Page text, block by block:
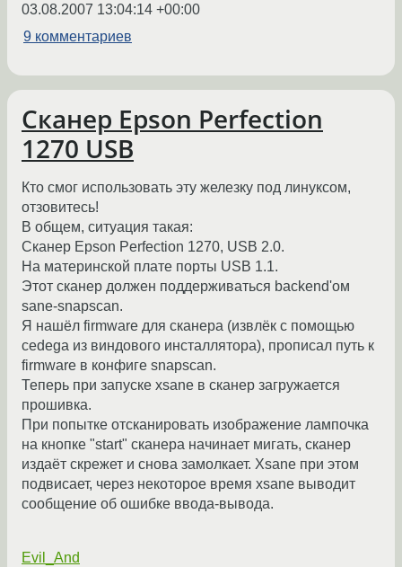
03.08.2007 13:04:14 +00:00
9 комментариев
Сканер Epson Perfection
1270 USB
Кто смог использовать эту железку под линуксом,
отзовитесь!
В общем, ситуация такая:
Сканер Epson Perfection 1270, USB 2.0.
На материнской плате порты USB 1.1.
Этот сканер должен поддерживаться backend'ом
sane-snapscan.
Я нашёл firmware для сканера (извлёк с помощью
cedega из виндового инсталлятора), прописал путь к
firmware в конфиге snapscan.
Теперь при запуске xsane в сканер загружается
прошивка.
При попытке отсканировать изображение лампочка
на кнопке "start" сканера начинает мигать, сканер
издаёт скрежет и снова замолкает. Xsane при этом
подвисает, через некоторое время xsane выводит
сообщение об ошибке ввода-вывода.
Evil_And